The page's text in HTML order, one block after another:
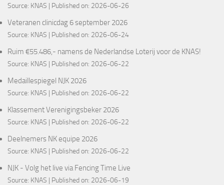
Source: KNAS Published on: 2026-06-26
Veteranen clinicdag 6 september 2026
Source: KNAS Published on: 2026-06-24
Ruim €55.486,- namens de Nederlandse Loterij voor de KNAS!
Source: KNAS Published on: 2026-06-22
Medaillespiegel NJK 2026
Source: KNAS Published on: 2026-06-22
Klassement Verenigingsbeker 2026
Source: KNAS Published on: 2026-06-22
Deelnemers NK equipe 2026
Source: KNAS Published on: 2026-06-22
NJK - Volg het live via Fencing Time Live
Source: KNAS Published on: 2026-06-19